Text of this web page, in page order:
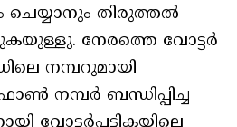
ചെയ്യാനും തിരുത്തൽ
നേരത്തെ വോട്ടർ
നമ്പറുമായി
നമ്പർ ബന്ധിപ്പിച്ച